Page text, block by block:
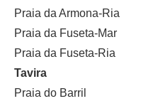
Praia da Armona-Ria
Praia da Fuseta-Mar
Praia da Fuseta-Ria
Tavira
Praia do Barril